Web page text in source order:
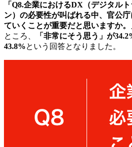
「Q8.企業におけるDX（デジタル
ン）の必要性が叫ばれる中、官公
ていくことが重要だと思いますか。
ところ、
「非常にそう思う」が
43.8%という回答となりました。